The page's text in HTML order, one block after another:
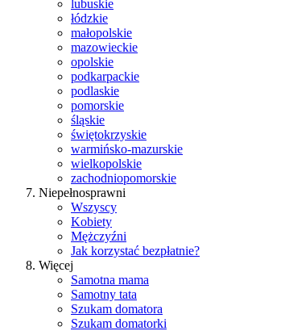
lubuskie
łódzkie
małopolskie
mazowieckie
opolskie
podkarpackie
podlaskie
pomorskie
śląskie
świętokrzyskie
warmińsko-mazurskie
wielkopolskie
zachodniopomorskie
Niepełnosprawni
Wszyscy
Kobiety
Mężczyźni
Jak korzystać bezpłatnie?
Więcej
Samotna mama
Samotny tata
Szukam domatora
Szukam domatorki